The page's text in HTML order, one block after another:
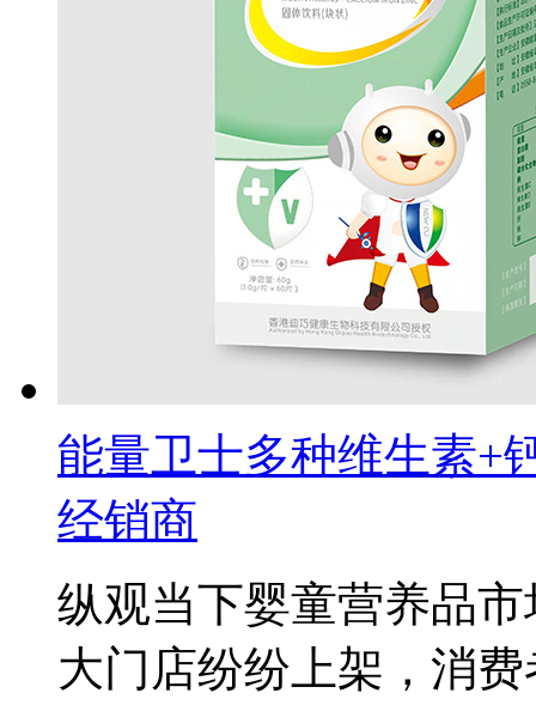
能量卫士多种维生素+
经销商
纵观当下婴童营养品
大门店纷纷上架，消